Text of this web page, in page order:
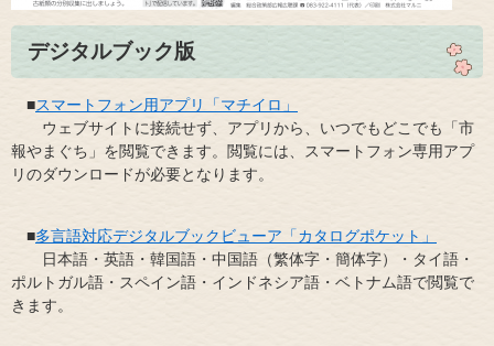
デジタルブック版
■スマートフォン用アプリ「マチイロ」
​ ウェブサイトに接続せず、アプリから、いつでもどこでも「市
報やまぐち」を閲覧できます。閲覧には、スマートフォン専用アプ
リのダウンロードが必要となります。
■多言語対応デジタルブックビューア「カタログポケット」
​ 日本語・英語・韓国語・中国語（繁体字・簡体字）・タイ語・
ポルトガル語・スペイン語・インドネシア語・ベトナム語で閲覧で
きます。